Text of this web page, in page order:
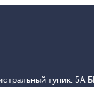
тупик, 5А